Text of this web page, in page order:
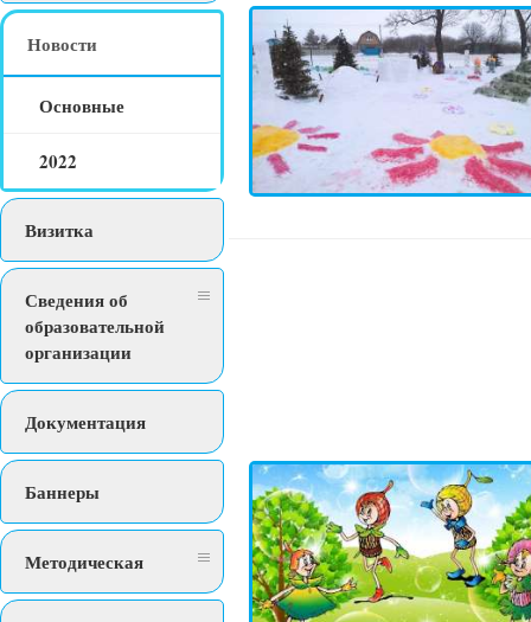
Новости
Основные
2022
Визитка
Сведения об
образовательной
организации
Документация
Баннеры
Методическая